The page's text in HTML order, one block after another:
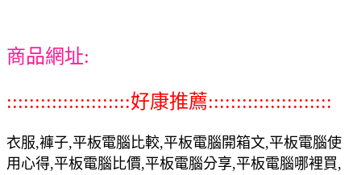
商品網址:
::::::::::::::::::::::好康推薦::::::::::::::::::::::
衣服,褲子,平板電腦比較,平板電腦開箱文,平板電腦使
用心得,平板電腦比價,平板電腦分享,平板電腦哪裡買,